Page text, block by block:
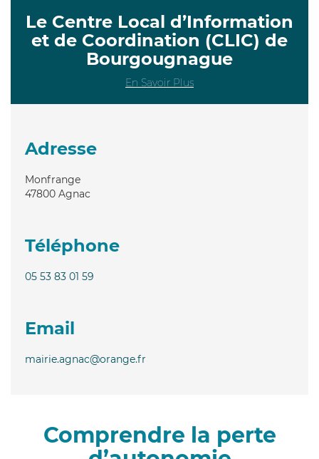
Le Centre Local d’Information
et de Coordination (CLIC) de
Bourgougnague
En Savoir Plus
Adresse
Monfrange
47800 Agnac
Téléphone
05 53 83 01 59
Email
mairie.agnac@orange.fr
Comprendre la perte